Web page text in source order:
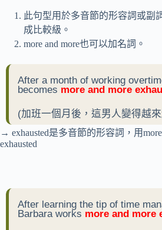
此句型用於多音節的形容詞或副
成比較級。
more and more也可以加名詞。
After a month of working
becomes more and more
(加班一個月後，這男人變得越
→ exhausted是多音節的形容詞，用more
exhausted
After learning the tip of time
Barbara works more and more